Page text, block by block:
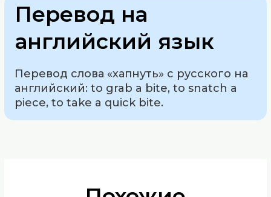
Перевод на
английский язык
Перевод слова «хапнуть» с русского на
английский: to grab a bite, to snatch a
piece, to take a quick bite.